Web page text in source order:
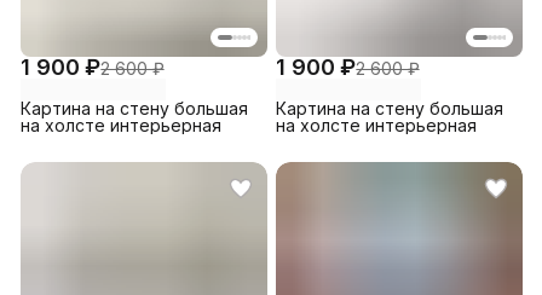
1 900 ₽2 600 ₽
Картина на стену большая
на холсте интерьерная
1 900 ₽2 600 ₽
Картина на стену большая
на холсте интерьерная